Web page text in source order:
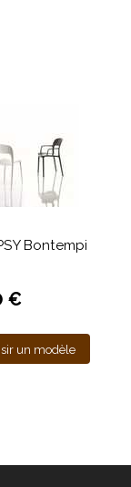
Bontempi
€
un modèle